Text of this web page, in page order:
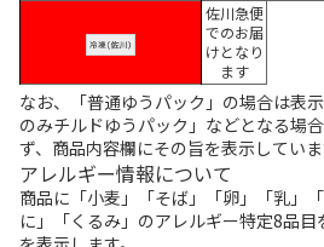
佐川急便
でのお届
けとなり
ます
なお、「普通ゆうパック」の場合は表
のみチルドゆうパック」などとなる場
ず、商品内容欄にその旨を表示していま
アレルギー情報について
商品に「小麦」「そば」「卵」「乳」
に」「くるみ」のアレルギー特定8品